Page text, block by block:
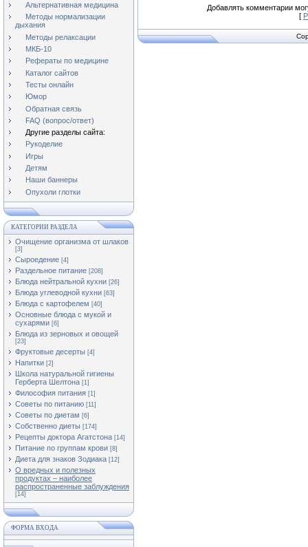
Альтернативная медицина
Методы нормализации
дыхания
Методы релаксации
МКБ-10
Рефераты по медицине
Каталог сайтов
Тесты онлайн
Юмор
Обратная связь
FAQ (вопрос/ответ)
Другие разделы сайта:
Рукоделие
Игры
Детям
Наши баннеры
Опухоли глотки
КАТЕГОРИИ РАЗДЕЛА
Очищение организма от шлаков
[3]
Сыроедение [4]
Раздельное питание [208]
Блюда нейтральной кухни [26]
Блюда углеводной кухни [63]
Блюда с картофелем [40]
Основные блюда с мукой и
сухарями [6]
Блюда из зерновых и овощей
[23]
Фруктовые десерты [4]
Напитки [2]
Школа натуральной гигиены
Герберта Шелтона [1]
Философия питания [1]
Советы по питанию [11]
Советы по диетам [6]
Собственно диеты [174]
Рецепты доктора Агатстона [14]
Питание по группам крови [8]
Диета для знаков Зодиака [12]
О вредных и полезных
продуктах – наиболее
распространенные заблуждения
[14]
ФОРМА ВХОДА
Добавлять комментарии
[